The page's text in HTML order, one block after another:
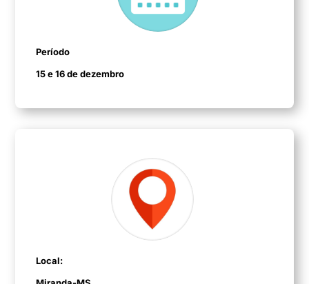
Período
15 e 16 de dezembro
Local: